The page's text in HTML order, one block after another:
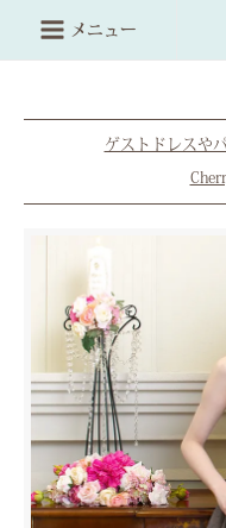
メニュー
ゲストドレスや